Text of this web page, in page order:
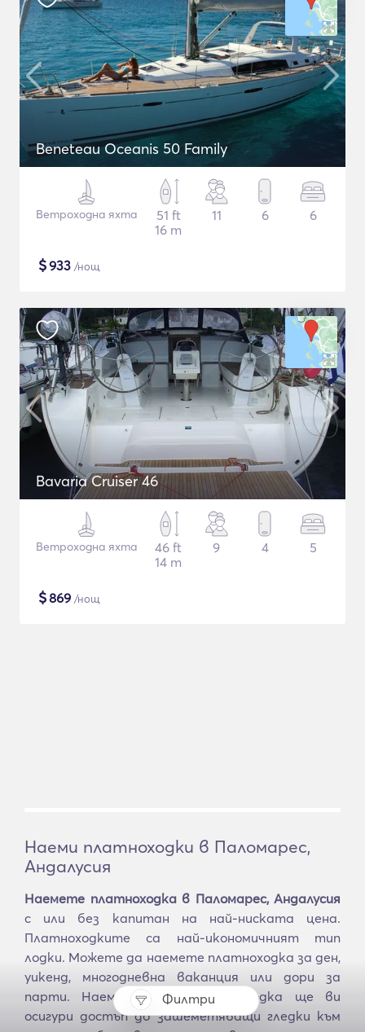
Филтри
Beneteau Oceanis 50 Family
Ветроходна яхта
51 ft
16 m
11 6 6
$933 /нощ
Bavaria Cruiser 46
Ветроходна яхта
46 ft
14 m
9 4 5
$869 /нощ
Наеми платноходки в Паломарес,
Андалусия
Наемете платноходка в Паломарес, Андалусия
с или без капитан на най-ниската цена.
Платноходките са най-икономичният тип
лодки. Можете да наемете платноходка за ден,
уикенд, многодневна ваканция или дори за
парти. Наемането на платноходка ще ви
осигури достъп до зашеметяващи гледки към